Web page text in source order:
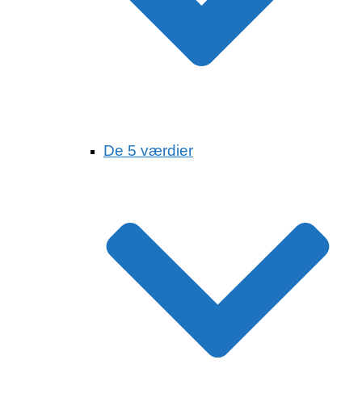
De 5 værdier